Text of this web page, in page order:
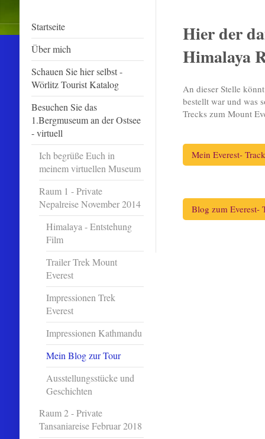
Startseite
Über mich
Schauen Sie hier selbst -
Wörlitz Tourist Katalog
Besuchen Sie das
1.Bergmuseum an der Ostsee
- virtuell
Ich begrüße Euch in
meinem virtuellen Museum
Raum 1 - Private
Nepalreise November 2014
Himalaya - Entstehung
Film
Trailer Trek Mount
Everest
Impressionen Trek
Everest
Impressionen Kathmandu
Mein Blog zur Tour
Ausstellungsstücke und
Geschichten
Raum 2 - Private
Tansaniareise Februar 2018
Hier der
Himalaya
An dieser Stelle
bestellt war und was
Trecks zum Mount
Mein Everest- Track
Blog zum Everest-